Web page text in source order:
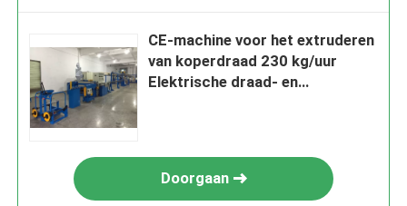
CE-machine voor het extruderen
van koperdraad 230 kg/uur
Elektrische draad- en
Doorgaan